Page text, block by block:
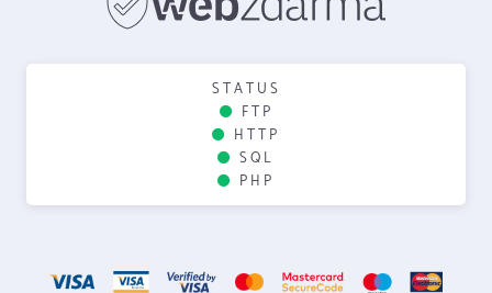
STATUS
FTP
HTTP
SQL
PHP